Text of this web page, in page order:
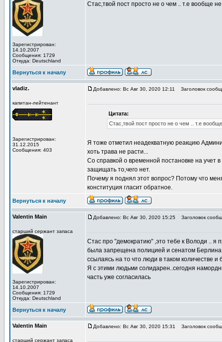
Зарегистрирован:
14.10.2007
Сообщения: 1729
Откуда: Deutschland
Стас,твой пост просто не о чем .. т.е вообще
Вернуться к началу
vladiz.
капитан-лейтенант
Зарегистрирован:
31.12.2015
Сообщения: 403
Добавлено: Вс Авг 30, 2020 12:11 Заголовок
Цитата:
Стас,твой пост просто не о чем .. т.е
Я тоже отметил неадекватную реакцию
хоть трава не расти...
Со справкой о временной постановке на учет
защищать то,чего нет.
Почему я поднял этот вопрос? Потому что
конституция гласит обратное.
Вернуться к началу
Valentin Main
старший сержант запаса
Зарегистрирован:
14.10.2007
Сообщения: 1729
Откуда: Deutschland
Добавлено: Вс Авг 30, 2020 15:25 Заголовок
Стас про "демократию" ,это тебе к Володи .. я
была запрещена полицией и сенатом Берлина
ссылаясь на то что люди в таком количестве
Я с этими людьми солидарен..сегодня
часть уже согласилась
Вернуться к началу
Valentin Main
старший сержант запаса
Добавлено: Вс Авг 30, 2020 15:31 Заголовок